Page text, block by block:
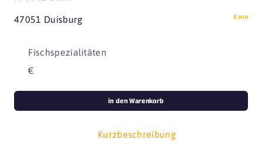
47051 Duisburg Karte
Fischspezialitäten
€
Kurzbeschreibung
in den Warenkorb